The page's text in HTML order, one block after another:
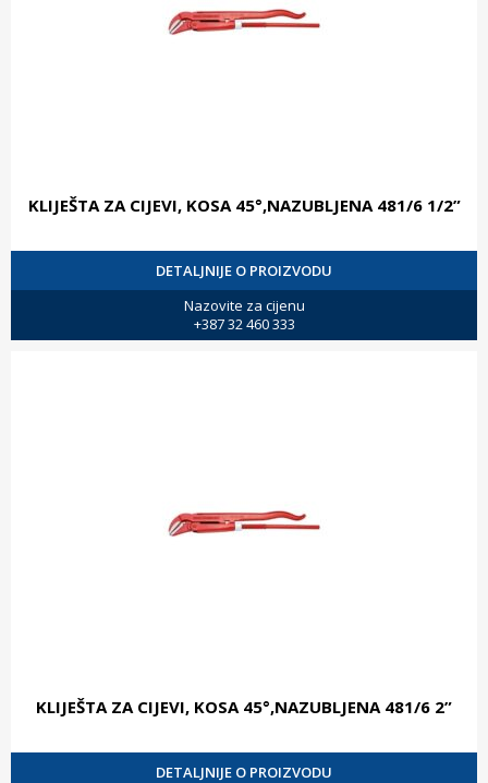
KLIJEŠTA ZA CIJEVI, KOSA 45°,NAZUBLJENA 481/6 1/2”
DETALJNIJE O PROIZVODU
Nazovite za cijenu
+387 32 460 333
KLIJEŠTA ZA CIJEVI, KOSA 45°,NAZUBLJENA 481/6 2”
DETALJNIJE O PROIZVODU